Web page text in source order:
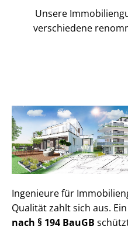
Unsere
verschiedene
Ingenieure für
Qualität zahlt sich aus. Ein
nach § 194 BauGB